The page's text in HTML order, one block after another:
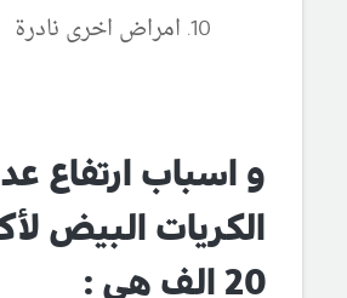
امراض اخرى نادرة
و اسباب ارتفاع
الكريات البيض
20 الف هي :